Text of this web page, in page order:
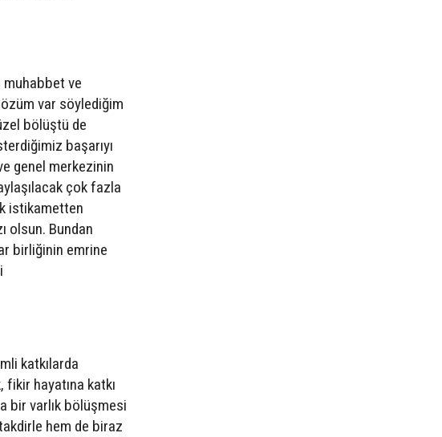
muhabbet ve
var söylediğim
bölüştü de
başarıyı
genel merkezinin
çok fazla
istikametten
olsun. Bundan
birliğinin emrine
katkılarda
fikir hayatına katkı
bir varlık bölüşmesi
hem de biraz